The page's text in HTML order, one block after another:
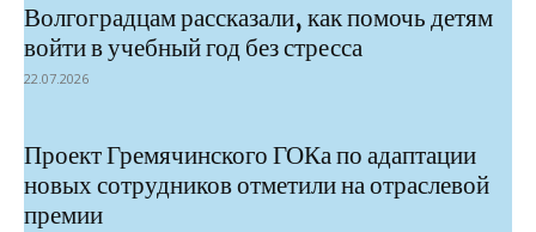
Волгоградцам рассказали, как помочь детям
войти в учебный год без стресса
22.07.2026
Проект Гремячинского ГОКа по адаптации
новых сотрудников отметили на отраслевой
премии